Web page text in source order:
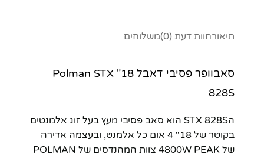
תיאורחוות דעת (0) משלוחים
סאבוופר פסיבי דאבל 18" Polman STX
828S
הSTX 828S הוא סאב פסיבי מעץ בעל זוג אלמנטים
בקוטר של 18" 4 אום כל אלמנט, ובעצמה אדירה
של 4800W PEAK צוות המהנדסים של POLMAN